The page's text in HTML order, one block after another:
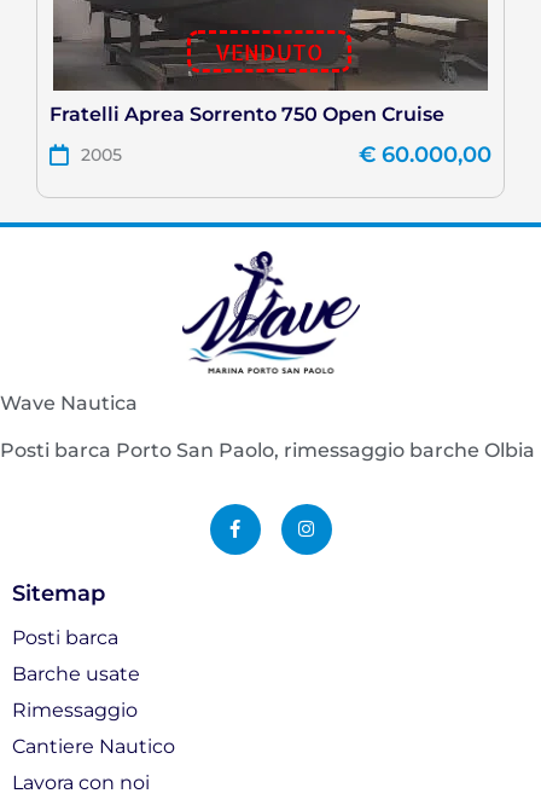
VENDUTO
Fratelli Aprea Sorrento 750 Open Cruise
2005 € 60.000,00
Wave Nautica
Posti barca Porto San Paolo, rimessaggio barche Olbia
a
c
e
b
n
s
t
a
Sitemap
Posti barca
Barche usate
Rimessaggio
Cantiere Nautico
Lavora con noi